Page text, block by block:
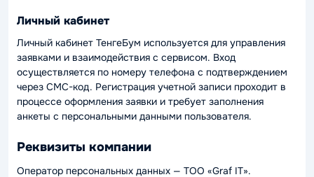
Личный кабинет
Личный кабинет ТенгеБум используется для управления
заявками и взаимодействия с сервисом. Вход
осуществляется по номеру телефона с подтверждением
через СМС-код. Регистрация учетной записи проходит в
процессе оформления заявки и требует заполнения
анкеты с персональными данными пользователя.
Реквизиты компании
Оператор персональных данных — ТОО «Graf IT».